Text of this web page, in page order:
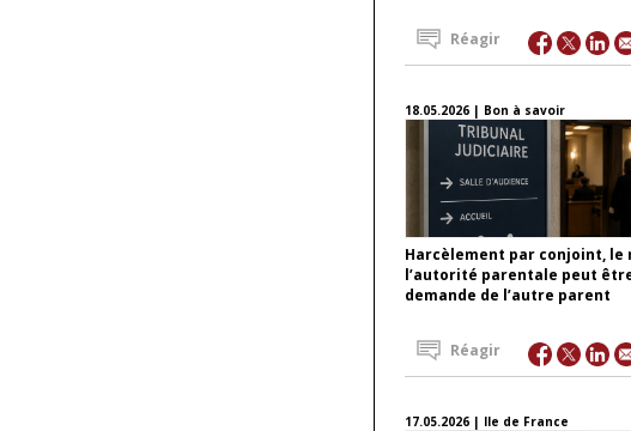
Réagir
18.05.2026 | Bon à savoir
Harcèlement par conjoint,
l’autorité parentale peut
demande de l’autre parent
Réagir
17.05.2026 | Ile de France